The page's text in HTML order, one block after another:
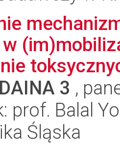
DAINA 3 ,
prof. Balal
Śląska